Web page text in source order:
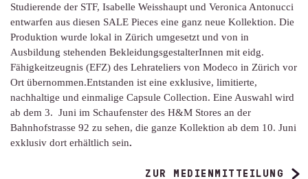
Studierende der STF, Isabelle Weisshaupt und Veronica Antonucci
entwarfen aus diesen SALE Pieces eine ganz neue Kollektion. Die
Produktion wurde lokal in Zürich umgesetzt und von in
Ausbildung stehenden BekleidungsgestalterInnen mit eidg.
Fähigkeitzeugnis (EFZ) des Lehrateliers von Modeco in Zürich vor
Ort übernommen.Entstanden ist eine exklusive, limitierte,
nachhaltige und einmalige Capsule Collection. Eine Auswahl wird
ab dem 3. Juni im Schaufenster des H&M Stores an der
Bahnhofstrasse 92 zu sehen, die ganze Kollektion ab dem 10. Juni
exklusiv dort erhältlich sein.
ZUR MEDIENMITTEILUNG